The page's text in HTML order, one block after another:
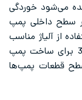
می‌شود خوردگی
سطح داخلی پمپ
از آلیاژ مناسب
کاهش داد. استفاده از استنلس استیل 316 و 317 برای ساخت پمپ
قطعات پمپ‌ها